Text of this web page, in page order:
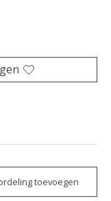
toevoegen